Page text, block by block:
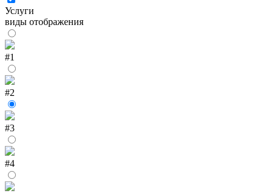
Услуги
виды отображения
#1
#2
#3
#4